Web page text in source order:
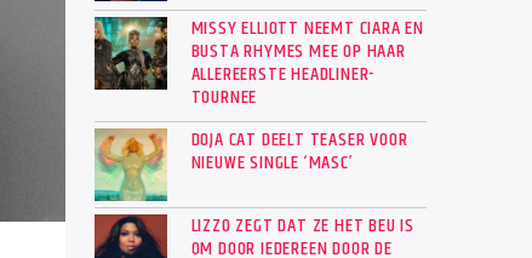
MISSY ELLIOTT NEEMT CIARA EN
BUSTA RHYMES MEE OP HAAR
ALLEREERSTE HEADLINER-
TOURNEE
DOJA CAT DEELT TEASER VOOR
NIEUWE SINGLE ‘MASC’
LIZZO ZEGT DAT ZE HET BEU IS
OM DOOR IEDEREEN DOOR DE